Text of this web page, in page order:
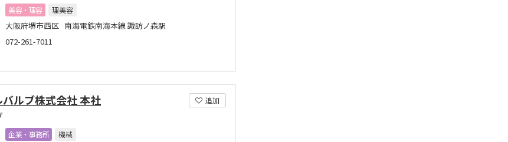
美容・理容
理美容
大阪府堺市西区 南海電鉄南海本線 諏訪ノ森駅
072-261-7011
追加
ルブ株式会社 本社
企業・事務所
機械